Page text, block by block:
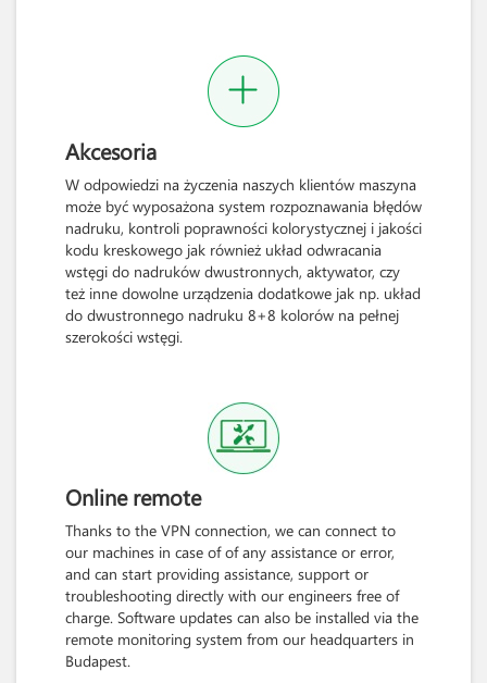
Akcesoria
W odpowiedzi na życzenia naszych klientów maszyna
może być wyposażona system rozpoznawania błędów
nadruku, kontroli poprawności kolorystycznej i jakości
kodu kreskowego jak również układ odwracania
wstęgi do nadruków dwustronnych, aktywator, czy
też inne dowolne urządzenia dodatkowe jak np. układ
do dwustronnego nadruku 8+8 kolorów na pełnej
szerokości wstęgi.
Online remote
Thanks to the VPN connection, we can connect to
our machines in case of of any assistance or error,
and can start providing assistance, support or
troubleshooting directly with our engineers free of
charge. Software updates can also be installed via the
remote monitoring system from our headquarters in
Budapest.